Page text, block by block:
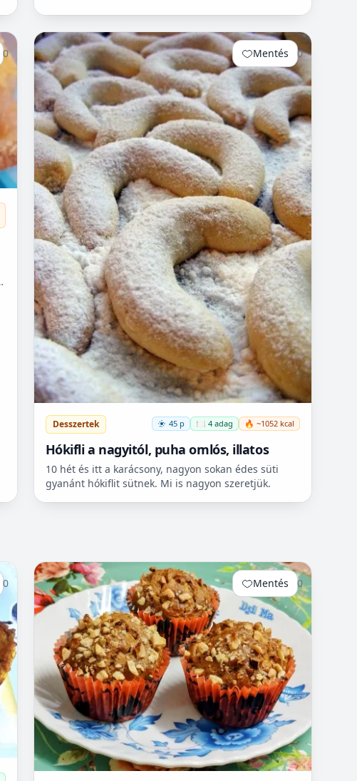
0 Mentés 0
Desszertek 45 p 🍽️ 4 adag 🔥 ~1052 kcal
Hókifli a nagyitól, puha omlós, illatos
10 hét és itt a karácsony, nagyon sokan édes süti
gyanánt hókiflit sütnek. Mi is nagyon szeretjük.
0 Mentés 0